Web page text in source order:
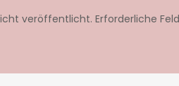
veröffentlicht. Erforderliche